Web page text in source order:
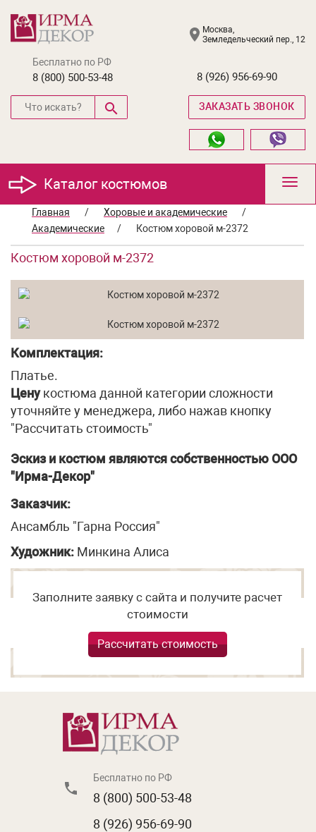
Москва,
Земледельческий пер., 12
Бесплатно по РФ
8 (800) 500-53-48 8 (926) 956-69-90
ЗАКАЗАТЬ ЗВОНОК
Каталог костюмов
Главная
/ Хоровые и академические
/
Академические
/ Костюм хоровой м-2372
Костюм хоровой м-2372
Комплектация:
Платье.
Ценукостюма данной категории сложности
уточняйте у менеджера, либо нажав кнопку
"Рассчитать стоимость"
Эскиз и костюм являются собственностью ООО
"Ирма-Декор"
Заказчик:
Ансамбль "Гарна Россия"
Художник: Минкина Алиса
Заполните заявку с сайта и получите расчет
стоимости
Рассчитать стоимость
Бесплатно по РФ
8 (800) 500-53-48
8 (926) 956-69-90